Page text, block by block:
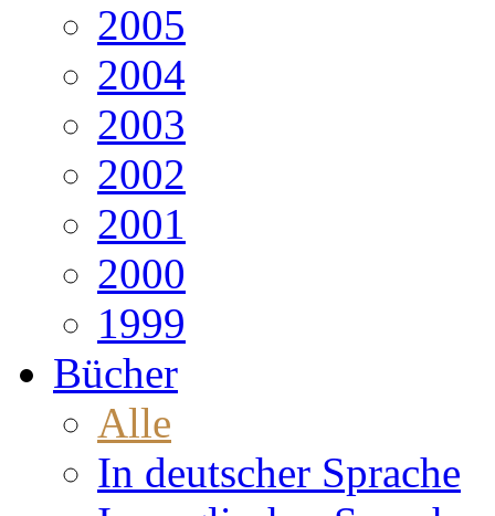
2005
2004
2003
2002
2001
2000
1999
Bücher
Alle
In deutscher Sprache